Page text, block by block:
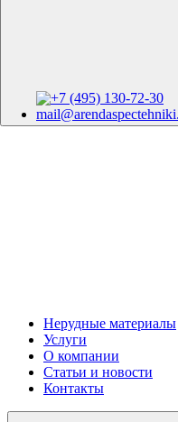
Аренда спецтехники.
+7 (495) 130-72-30
Нерудные материалы
Услуги
О компании
Статьи и новости
Контакты